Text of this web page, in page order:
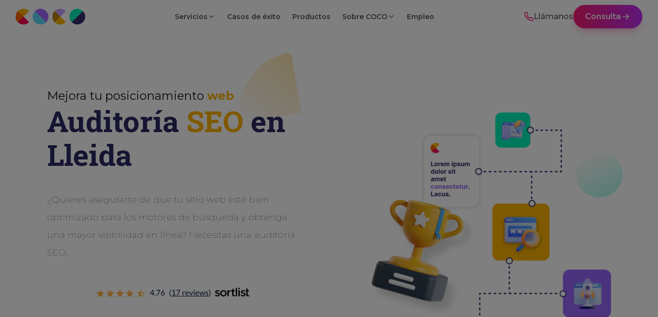
Servicios Casos de éxito Productos Sobre COCO Empleo Llámanos Consulta
Mejora tu posicionamiento web
Auditoría SEO en
Lleida
¿Quieres asegurarte de que tu sitio web esté bien
optimizado para los motores de búsqueda y obtenga
una mayor visibilidad en línea? Necesitas una auditoría
SEO.